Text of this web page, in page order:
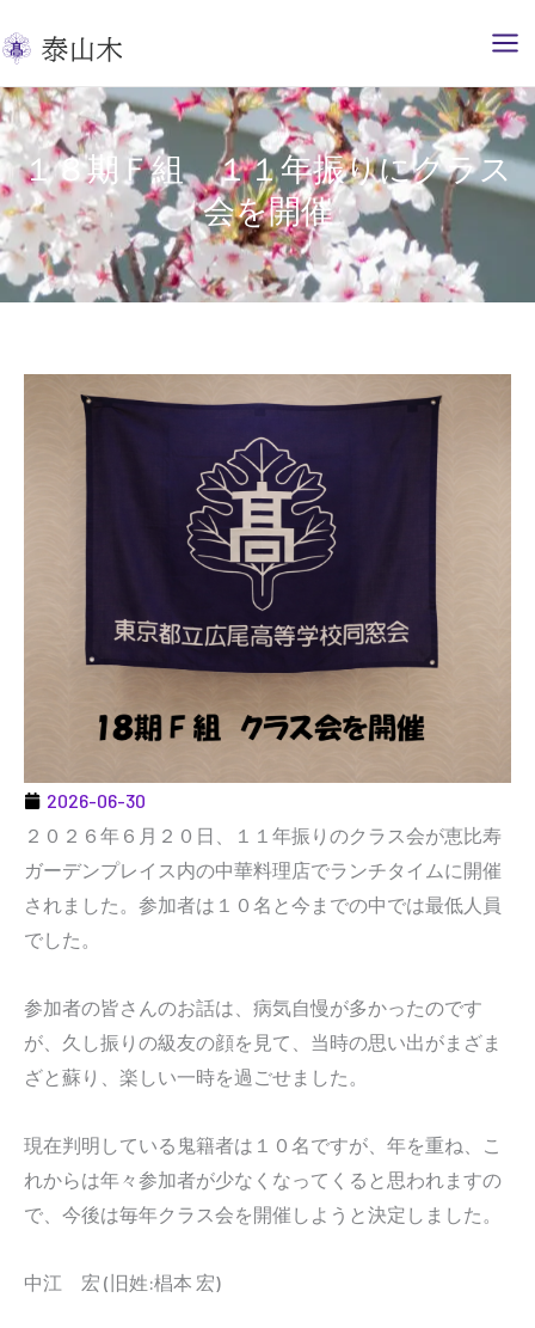
容
を
ス
キ
ッ
プ
１８期Ｆ組 １１年振りにクラス
会を開催
2026-06-30
２０２６年６月２０日、１１年振りのクラス会が恵比寿
ガーデンプレイス内の中華料理店でランチタイムに開催
されました。参加者は１０名と今までの中では最低人員
でした。
参加者の皆さんのお話は、病気自慢が多かったのです
が、久し振りの級友の顔を見て、当時の思い出がまざま
ざと蘇り、楽しい一時を過ごせました。
現在判明している鬼籍者は１０名ですが、年を重ね、こ
れからは年々参加者が少なくなってくると思われますの
で、今後は毎年クラス会を開催しようと決定しました。
中江 宏 (旧姓:椙本 宏)